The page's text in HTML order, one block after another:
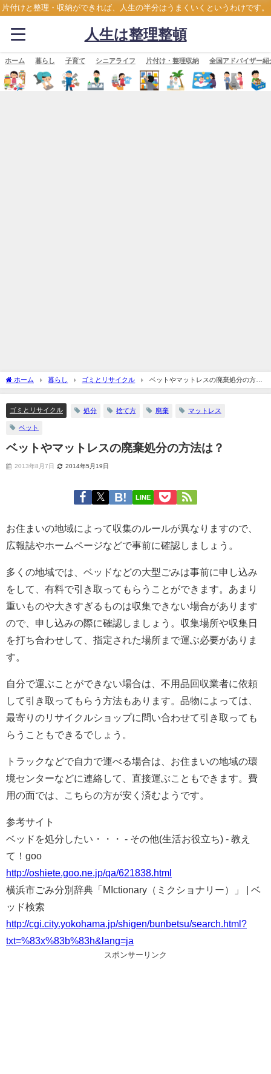
片付けと整理・収納ができれば、人生の半分はうまくいくというわけです。
人生は整理整頓
ホーム 暮らし 子育て シニアライフ 片付け・整理収納 全国アドバイザー紹
ホーム 暮らし ゴミとリサイクル
ベットやマットレスの廃棄処分の方法
は？
ゴミとリサイクル 処分 捨て方 廃棄 マットレス
ベット
ベットやマットレスの廃棄処分の方法は？
2013年8月7日 2014年5月19日
LINE
お住まいの地域によって収集のルールが異なりますので、
広報誌やホームページなどで事前に確認しましょう。
多くの地域では、ベッドなどの大型ごみは事前に申し込み
をして、有料で引き取ってもらうことができます。あまり
重いものや大きすぎるものは収集できない場合があります
ので、申し込みの際に確認しましょう。収集場所や収集日
を打ち合わせして、指定された場所まで運ぶ必要がありま
す。
自分で運ぶことができない場合は、不用品回収業者に依頼
して引き取ってもらう方法もあります。品物によっては、
最寄りのリサイクルショップに問い合わせて引き取っても
らうこともできるでしょう。
トラックなどで自力で運べる場合は、お住まいの地域の環
境センターなどに連絡して、直接運ぶこともできます。費
用の面では、こちらの方が安く済むようです。
参考サイト
ベッドを処分したい・・・ - その他(生活お役立ち) - 教え
て！goo
http://oshiete.goo.ne.jp/qa/621838.html
横浜市ごみ分別辞典「MIctionary（ミクショナリー）」 | ベ
ッド検索
http://cgi.city.yokohama.jp/shigen/bunbetsu/search.html?
txt=%83x%83b%83h&lang=ja
スポンサーリンク